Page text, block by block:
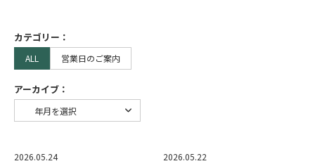
カテゴリー：
ALL 営業日のご案内
アーカイブ：
2026.05.24 2026.05.22